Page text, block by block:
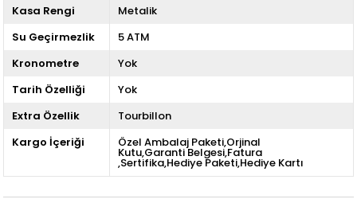
Kasa Rengi
Metalik
Su Geçirmezlik
5 ATM
Kronometre
Yok
Tarih Özelliği
Yok
Extra Özellik
Tourbillon
Kargo İçeriği
Özel Ambalaj Paketi,Orjinal
Kutu,Garanti Belgesi,Fatura
,Sertifika,Hediye Paketi,Hediye Kartı